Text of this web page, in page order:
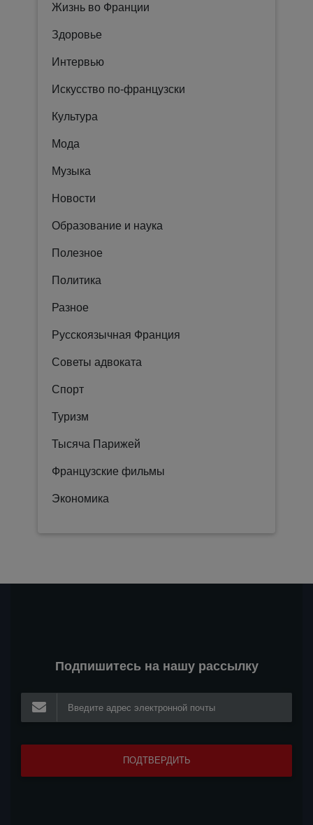
Жизнь во Франции
Здоровье
Интервью
Искусство по-французски
Культура
Мода
Музыка
Новости
Образование и наука
Полезное
Политика
Разное
Русскоязычная Франция
Советы адвоката
Спорт
Туризм
Тысяча Парижей
Французские фильмы
Экономика
Подпишитесь на нашу рассылку